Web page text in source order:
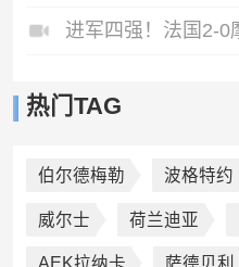
热门TAG
伯尔德梅勒 波格特约
威尔士 荷兰迪亚